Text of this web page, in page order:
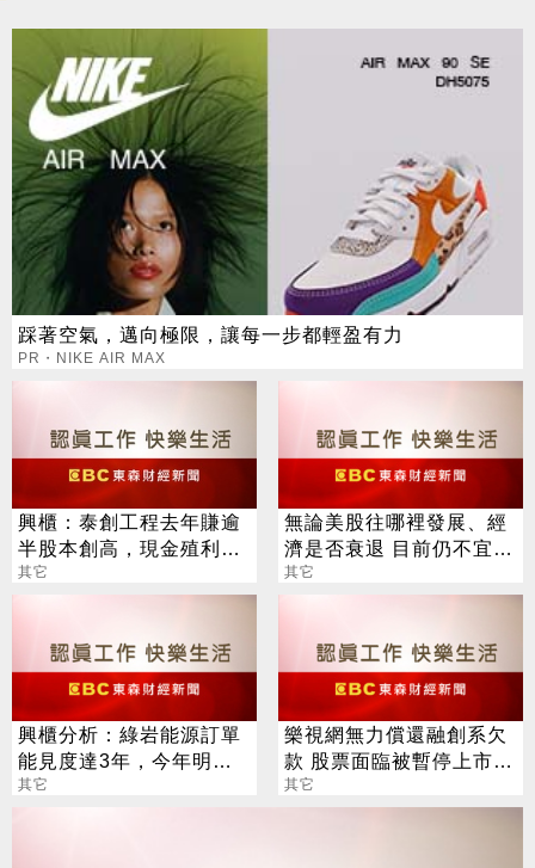
踩著空氣，邁向極限，讓每一步都輕盈有力
PR・NIKE AIR MAX
興櫃：泰創工程去年賺逾
半股本創高，現金殖利率
逾5％，估今年業績再攀
其它
無論美股往哪裡發展、經
濟是否衰退 目前仍不宜棄
子投降？
其它
興櫃分析：綠岩能源訂單
能見度達3年，今年明年
業績飆，估明年底前轉上
其它
樂視網無力償還融創系欠
款 股票面臨被暫停上市風
險
其它